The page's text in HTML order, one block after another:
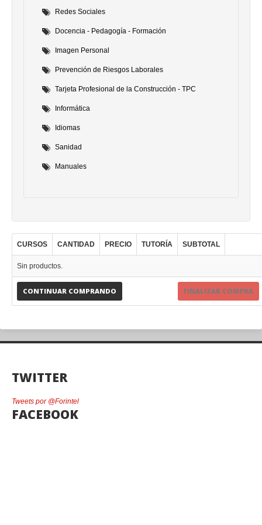
Redes Sociales
Docencia - Pedagogía - Formación
Imagen Personal
Prevención de Riesgos Laborales
Tarjeta Profesional de la Construcción - TPC
Informática
Idiomas
Sanidad
Manuales
CURSOS CANTIDAD PRECIO TUTORÍA SUBTOTAL
CONTINUAR COMPRANDO FINALIZAR COMPRA
Sin productos.
TWITTER
Tweets por @Forintel
FACEBOOK